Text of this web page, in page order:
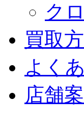
ク
買取
よく
店舗